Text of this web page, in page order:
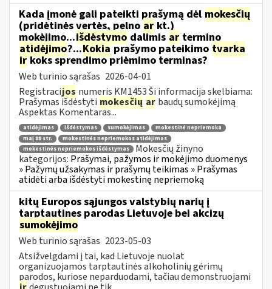
Kada įmonė gali pateikti prašymą dėl mokesčių
(pridėtinės vertės, pelno ar kt.)
mokėjimo...išdėstymo dalimis ar termino
atidėjimo?...Kokiaprašymo pateikimo tvarka
irkoks sprendimo priėmimo terminas?
Web turinio sąrašas 2026-04-01
Registracijos numeris KM1453 Ši informacija skelbiama:
Prašymas išdėstyti mokesčių ar baudų sumokėjimą
Aspektas Komentaras...
atidėjimas išdėstymas sumokėjimas
mokestinė nepriemoka
maį 88 str.
mokestinės nepriemokos atidėjimas
mokestinės nepriemokos išdėstymas
Mokesčių žinyno
kategorijos: Prašymai, pažymos ir mokėjimo duomenys
» Pažymų užsakymas ir prašymų teikimas » Prašymas
atidėti arba išdėstyti mokestinę nepriemoką
kitų Europos sąjungos valstybių narių į
tarptautines parodas Lietuvoje bei akcizų
sumokėjimo
Web turinio sąrašas 2023-05-03
Atsižvelgdami į tai, kad Lietuvoje nuolat
organizuojamos tarptautinės alkoholinių gėrimų
parodos, kuriose neparduodami, tačiau demonstruojami